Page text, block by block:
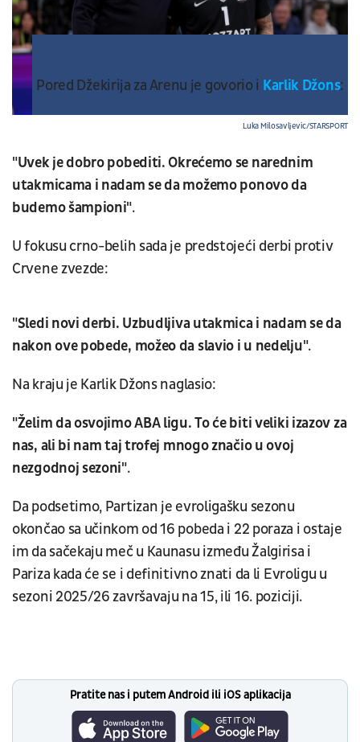
Luka Milosavljevic/STARSPORT
Pored Džekirija za Arenu je govorio i Karlik Džons:
"Uvek je dobro pobediti. Okrećemo se narednim
utakmicama i nadam se da možemo ponovo da
budemo šampioni".
U fokusu crno-belih sada je predstojeći derbi protiv
Crvene zvezde:
"Sledi novi derbi. Uzbudljiva utakmica i nadam se da
nakon ove pobede, možeo da slavio i u nedelju".
Na kraju je Karlik Džons naglasio:
"Želim da osvojimo ABA ligu. To će biti veliki izazov za
nas, ali bi nam taj trofej mnogo značio u ovoj
nezgodnoj sezoni".
Da podsetimo, Partizan je evroligašku sezonu
okončao sa učinkom od 16 pobeda i 22 poraza i ostaje
im da sačekaju meč u Kaunasu između Žalgirisa i
Pariza kada će se i definitivno znati da li Evroligu u
sezoni 2025/26 završavaju na 15, ili 16. poziciji.
Pratite nas i putem Android ili iOS aplikacija